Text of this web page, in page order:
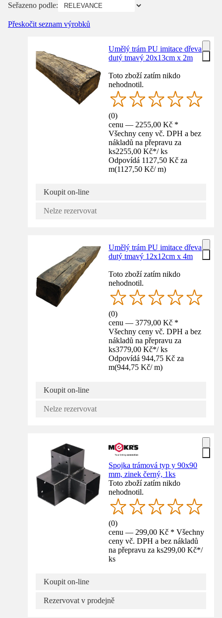
Seřazeno podle:
Přeskočit seznam výrobků
Umělý trám PU imitace dřeva
dutý tmavý 20x13cm x 2m
Toto zboží zatím nikdo
nehodnotil.
(0)
cenu — 2255,00 Kč *
Všechny ceny vč. DPH a bez
nákladů na přepravu za
ks2255,00 Kč*/ ks
Odpovídá 1127,50 Kč za
m(1127,50 Kč/ m)
Koupit on-line
Nelze rezervovat
Umělý trám PU imitace dřeva
dutý tmavý 12x12cm x 4m
Toto zboží zatím nikdo
nehodnotil.
(0)
cenu — 3779,00 Kč *
Všechny ceny vč. DPH a bez
nákladů na přepravu za
ks3779,00 Kč*/ ks
Odpovídá 944,75 Kč za
m(944,75 Kč/ m)
Koupit on-line
Nelze rezervovat
Spojka trámová typ y 90x90
mm, zinek černý, 1ks
Toto zboží zatím nikdo
nehodnotil.
(0)
cenu — 299,00 Kč * Všechny
ceny vč. DPH a bez nákladů
na přepravu za ks299,00 Kč*/
ks
Koupit on-line
Rezervovat v prodejně